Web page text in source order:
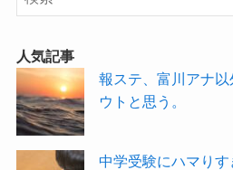
人気記事
報ステ、富川アナ
ウトと思う。
中学受験にハマり